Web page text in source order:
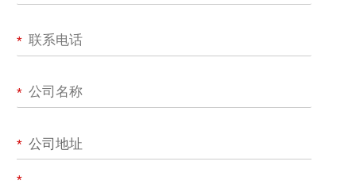
*
*
* 公司地址
*